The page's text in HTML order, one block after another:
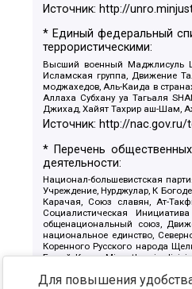
Источник: http://
* Единый федеральный
террористическими:
Высший военный Маджлисуль
Исламская группа, Движение
моджахедов, Аль-Каида в
Аллаха Субхану уа Тагьаля
Джихад, Хайят Тахрир аш-Шам,
Источник: http://nac.gov.ru/
* Перечень
деятельности:
Национал-большевистская
Учреждение, Нурджулар, К
Карачая, Союз славян, Ат-
Социалистическая
общенациональный союз,
национальное единство,
Коренного Русского народа
Белый Крест, Misanthropic
Артподготовка, Штольц, В
Для повышения